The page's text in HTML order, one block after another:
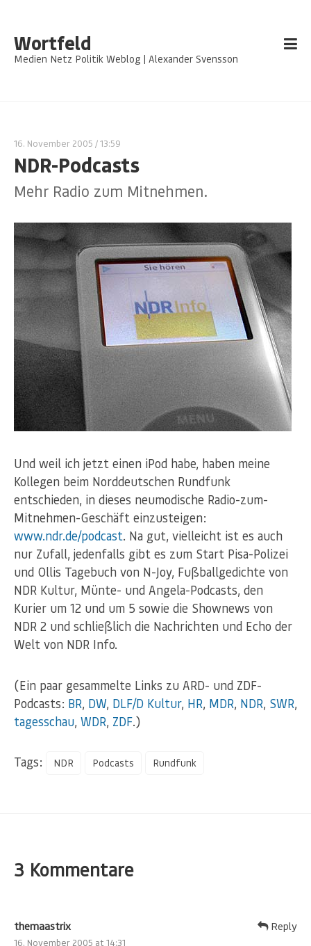
Wortfeld
Medien Netz Politik Weblog | Alexander Svensson
16. November 2005 / 13:59
NDR-Podcasts
Mehr Radio zum Mitnehmen.
Und weil ich jetzt einen iPod habe, haben meine
Kollegen beim Norddeutschen Rundfunk
entschieden, in dieses neumodische Radio-zum-
Mitnehmen-Geschäft einzusteigen:
www.ndr.de/podcast. Na gut, vielleicht ist es auch
nur Zufall, jedenfalls gibt es zum Start Pisa-Polizei
und Ollis Tagebuch von N-Joy, Fußballgedichte von
NDR Kultur, Münte- und Angela-Podcasts, den
Kurier um 12 und um 5 sowie die Shownews von
NDR 2 und schließlich die Nachrichten und Echo der
Welt von NDR Info.
(Ein paar gesammelte Links zu ARD- und ZDF-
Podcasts: BR, DW, DLF/D Kultur, HR, MDR, NDR, SWR,
tagesschau, WDR, ZDF.)
Tags: NDR Podcasts Rundfunk
3 Kommentare
themaastrix
16. November 2005 at 14:31
Reply